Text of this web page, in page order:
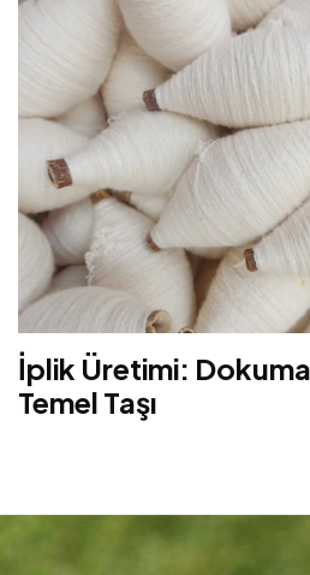
İplik Üretimi:
Temel Taşı